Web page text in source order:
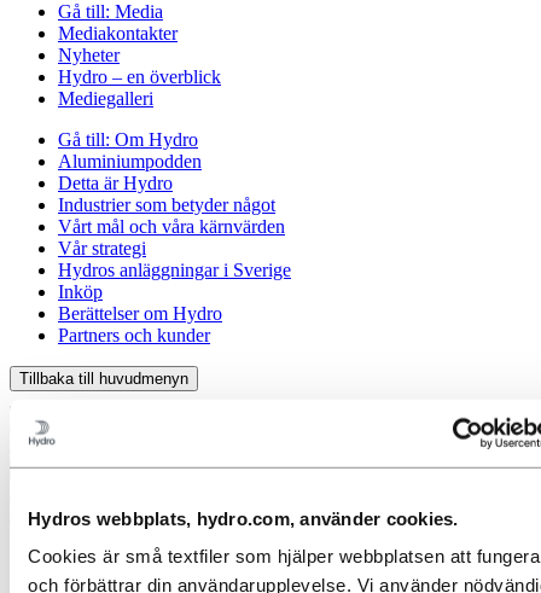
Hydros webbplats, hydro.com, använder cookies.
Cookies är små textfiler som hjälper webbplatsen att
och förbättrar din användarupplevelse. Vi använder
Gå till: Media
Mediakontakter
Nyheter
Hydro – en överblick
Mediegalleri
Gå till: Om Hydro
Aluminiumpodden
Detta är Hydro
Industrier som betyder något
Vårt mål och våra kärnvärden
Vår strategi
Hydros anläggningar i Sverige
Inköp
Berättelser om Hydro
Partners och kunder
Tillbaka till huvudmenyn
Stäng
Aluminium
Produkter
Industrier vi levererar till